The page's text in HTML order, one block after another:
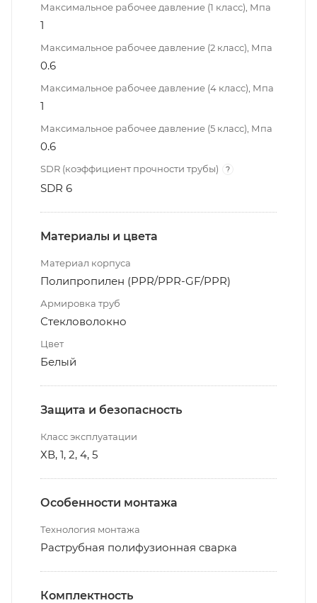
Максимальное рабочее давление (1 класс), Мпа
1
Максимальное рабочее давление (2 класс), Мпа
0.6
Максимальное рабочее давление (4 класс), Мпа
1
Максимальное рабочее давление (5 класс), Мпа
0.6
SDR (коэффициент прочности трубы) ?
SDR 6
Материалы и цвета
Материал корпуса
Полипропилен (PPR/PPR-GF/PPR)
Армировка труб
Стекловолокно
Цвет
Белый
Защита и безопасность
Класс эксплуатации
ХВ, 1, 2, 4, 5
Особенности монтажа
Технология монтажа
Раструбная полифузионная сварка
Комплектность